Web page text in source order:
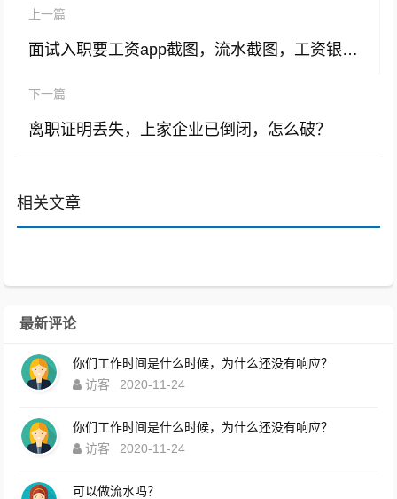
上一篇
面试入职要工资app截图，流水截图，工资银行流水怎么解决？
下一篇
离职证明丢失，上家企业已倒闭，怎么破？
相关文章
最新评论
你们工作时间是什么时候，为什么还没有响应？
访客
2020-11-24
你们工作时间是什么时候，为什么还没有响应？
访客
2020-11-24
可以做流水吗？